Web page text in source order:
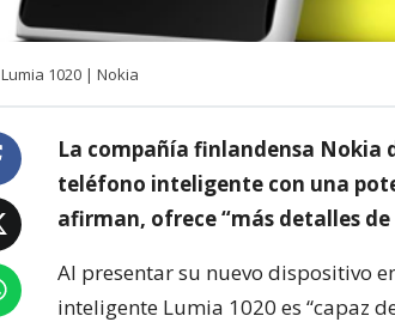
Lumia 1020 | Nokia
La compañía finlandensa Nokia
teléfono inteligente con una
afirman, ofrece “más detalles de
Al presentar su nuevo dispositivo
inteligente Lumia 1020 es “capaz